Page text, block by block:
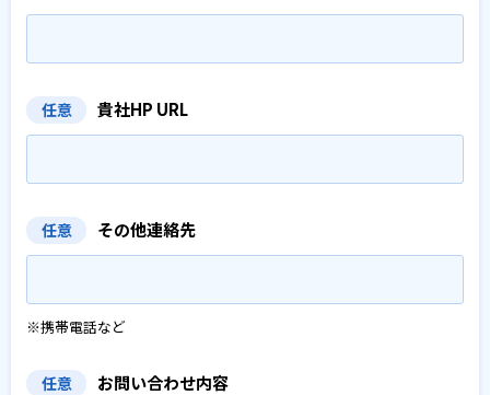
任意 貴社HP URL
任意 その他連絡先
※携帯電話など
任意 お問い合わせ内容